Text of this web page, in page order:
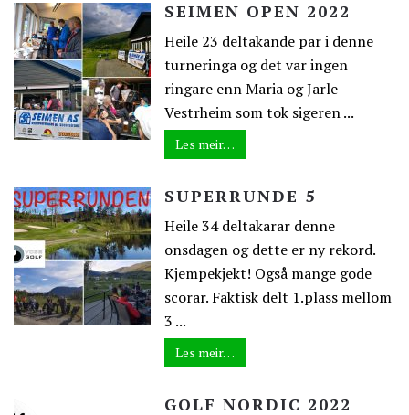
SEIMEN OPEN 2022
Heile 23 deltakande par i denne
turneringa og det var ingen
ringare enn Maria og Jarle
Vestrheim som tok sigeren ...
Les meir…
SUPERRUNDE 5
Heile 34 deltakarar denne
onsdagen og dette er ny rekord.
Kjempekjekt! Også mange gode
scorar. Faktisk delt 1.plass mellom
3 ...
Les meir…
GOLF NORDIC 2022